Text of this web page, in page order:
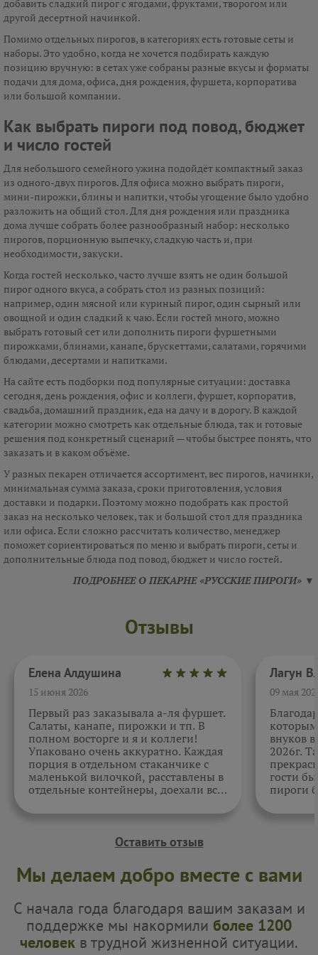
добавить сладкий пирог с ягодами, фруктами, творогом или
другой десертной начинкой.
Помимо отдельных пирогов, в категориях есть готовые сеты и
наборы. Это удобно, когда не хочется подбирать каждую
позицию вручную: в сетах уже собраны разные вкусы и форматы
подачи для дома, офиса, дня рождения, фуршета, корпоратива
или большой компании.
Как выбрать пироги под повод, бюджет
и число гостей
Для небольшого семейного ужина подойдёт компактный заказ
из одного-двух пирогов. Для офиса можно выбрать пироги,
мини-пирожки, блины и напитки, чтобы угощение было удобно
разложить на общий стол. Для дня рождения или праздника
дома лучше собрать более разнообразный набор: несколько
пирогов, порционную выпечку, сладкую часть и, при
необходимости, закуски.
Когда гостей несколько, часто лучше взять не один большой
пирог одного вкуса, а собрать стол из разных позиций:
например, один мясной или куриный пирог, один сырный или
овощной и один сладкий к чаю. Если гостей много, можно
выбрать готовый сет или дополнить пироги фуршетными
пирожками, блинами, канапе, брускеттами, салатами, горячими
блюдами, десертами и напитками.
На сайте есть подборки под популярные ситуации: доставка
сегодня, день рождения, офис и коллеги, фуршет, корпоратив,
свадьба, домашний праздник, еда на дачу и в дорогу. В каждой
категории можно смотреть как отдельные блюда, так и готовые
решения под конкретный сценарий — чтобы быстрее понять, что
заказать и в каком объёме.
У разных пекарен отличается ассортимент, вес пирогов, начинки,
минимальная сумма заказа, сроки приготовления, условия
доставки и подарки. Поэтому можно подобрать как простой
заказ на несколько человек, так и большой стол для праздника
или офиса. Если сложно рассчитать количество, менеджер
поможет сориентироваться по меню и выбрать пироги, сеты и
дополнительные блюда под повод, бюджет и число гостей.
ПОДРОБНЕЕ О ПЕКАРНЕ «РУССКИЕ ПИРОГИ» ▼
Отзывы
Елена Алдушина
15 июня 2026
Первый раз заказывала а-ля фуршет.
Салаты, канапе, пирожки и тп. В
полном восторге и я и коллеги!
Упаковано очень аккуратно. Каждая
порция в отдельном стаканчике с
маленькой вилочкой, расставлены в
отдельные контейнеры, доехали все
спасибо за внимательность к датам.
09 мая
внуков
2026г.
гости
пироги
Оставить отзыв
Мы делаем добро вместе с вами
С начала года благодаря вашим заказам и
поддержке мы накормили более 1200
человек в трудной жизненной ситуации.